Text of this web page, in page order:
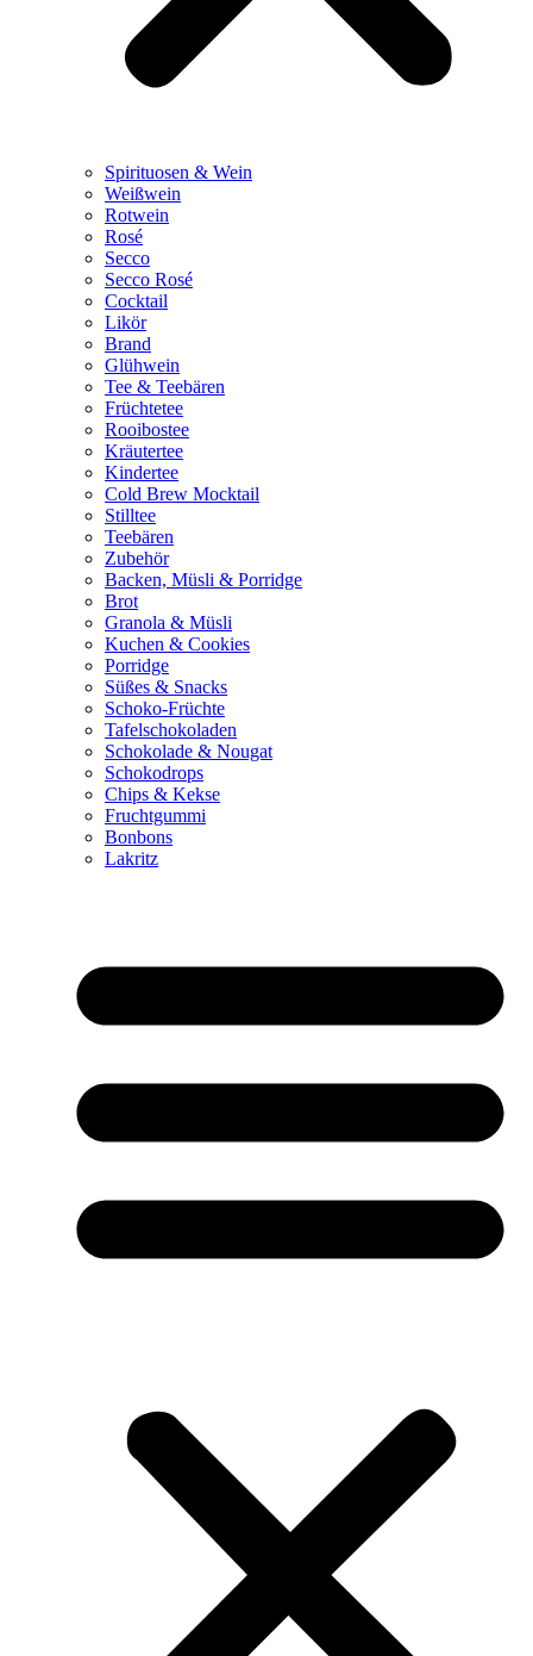
Spirituosen & Wein
Weißwein
Rotwein
Rosé
Secco
Secco Rosé
Cocktail
Likör
Brand
Glühwein
Tee & Teebären
Früchtetee
Rooibostee
Kräutertee
Kindertee
Cold Brew Mocktail
Stilltee
Teebären
Zubehör
Backen, Müsli & Porridge
Brot
Granola & Müsli
Kuchen & Cookies
Porridge
Süßes & Snacks
Schoko-Früchte
Tafelschokoladen
Schokolade & Nougat
Schokodrops
Chips & Kekse
Fruchtgummi
Bonbons
Lakritz